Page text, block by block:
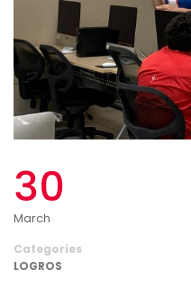
30
March
Categories
LOGROS